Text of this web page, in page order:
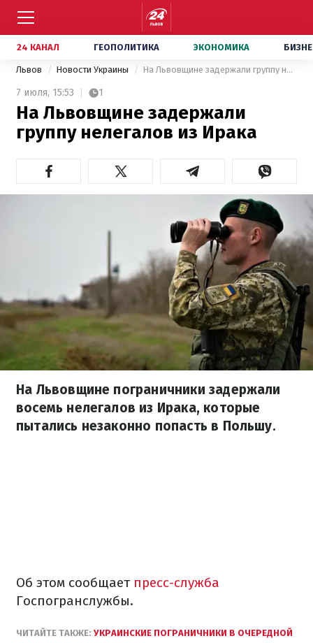
24 КАНАЛ ГЕОПОЛИТИКА ЭКОНОМИКА
Львов Новости Украины На Львовщине задержали группу нелегалов из Ирака
7 июля, 15:53 1
На Львовщине задержали
группу нелегалов из Ирака
На Львовщине пограничники задержали
восемь нелегалов из Ирака, которые
пытались незаконно попасть в Польшу.
Об этом сообщает пресс-служба
Госпогранслужбы.
ЧИТАЙТЕ ТАКЖЕ: УКРАИНСКИЕ ПОГРАНИЧНИКИ В ОЧЕРЕДНОЙ